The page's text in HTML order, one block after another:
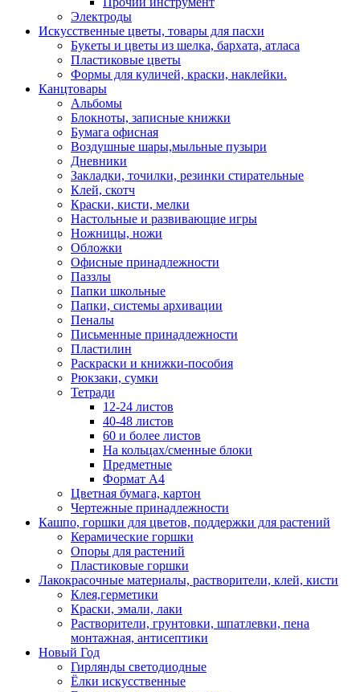
Электроды
Искусственные цветы, товары для пасхи
Букеты и цветы из шелка, бархата, атласа
Пластиковые цветы
Формы для куличей, краски, наклейки.
Канцтовары
Альбомы
Блокноты, записные книжки
Бумага офисная
Воздушные шары,мыльные пузыри
Дневники
Закладки, точилки, резинки стирательные
Клей, скотч
Краски, кисти, мелки
Настольные и развивающие игры
Ножницы, ножи
Обложки
Офисные принадлежности
Паззлы
Папки школьные
Папки, системы архивации
Пеналы
Письменные принадлежности
Пластилин
Раскраски и книжки-пособия
Рюкзаки, сумки
Тетради
12-24 листов
40-48 листов
60 и более листов
На кольцах/сменные блоки
Предметные
Формат А4
Цветная бумага, картон
Чертежные принадлежности
Кашпо, горшки для цветов, поддержки для растений
Керамические горшки
Опоры для растений
Пластиковые горшки
Лакокрасочные материалы, растворители, клей, кисти
Клея,герметики
Краски, эмали, лаки
Растворители, грунтовки, шпатлевки, пена
монтажная, антисептики
Новый Год
Гирлянды светодиодные
Ёлки искусственные